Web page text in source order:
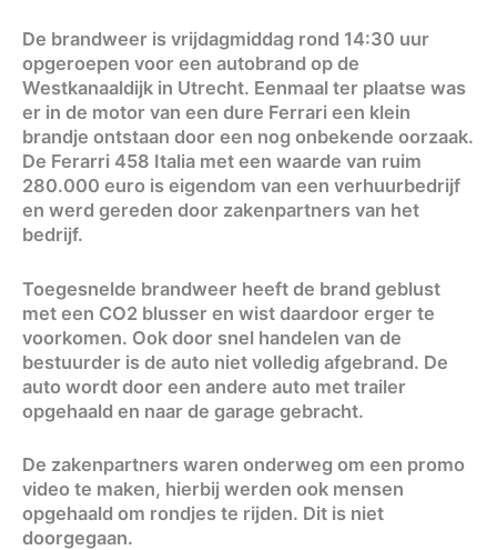
De brandweer is vrijdagmiddag rond 14:30 uur
opgeroepen voor een autobrand op de
Westkanaaldijk in Utrecht. Eenmaal ter plaatse was
er in de motor van een dure Ferrari een klein
brandje ontstaan door een nog onbekende oorzaak.
De Ferarri 458 Italia met een waarde van ruim
280.000 euro is eigendom van een verhuurbedrijf
en werd gereden door zakenpartners van het
bedrijf.
Toegesnelde brandweer heeft de brand geblust
met een CO2 blusser en wist daardoor erger te
voorkomen. Ook door snel handelen van de
bestuurder is de auto niet volledig afgebrand. De
auto wordt door een andere auto met trailer
opgehaald en naar de garage gebracht.
De zakenpartners waren onderweg om een promo
video te maken, hierbij werden ook mensen
opgehaald om rondjes te rijden. Dit is niet
doorgegaan.